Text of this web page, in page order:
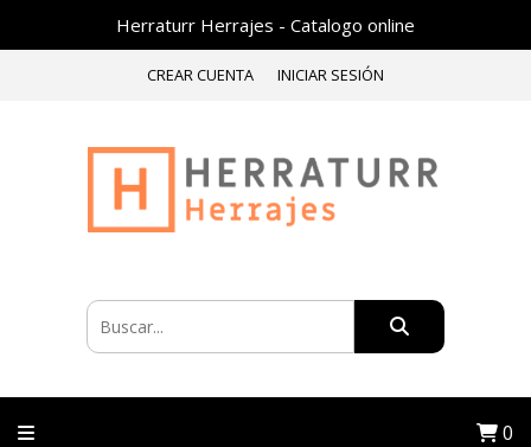
Herraturr Herrajes - Catalogo online
CREAR CUENTA INICIAR SESIÓN
0